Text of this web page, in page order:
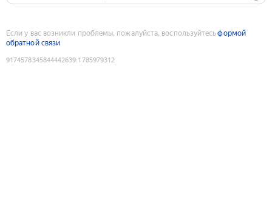
Если у вас возникли проблемы, пожалуйста, воспользуйтесьформой
обратной связи
9174578345844442639:1785979312